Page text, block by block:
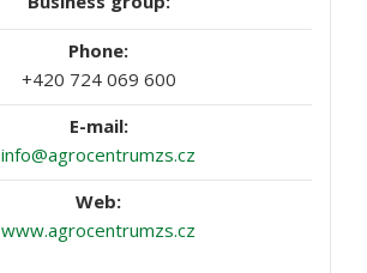
+420 724 069 600
info@agrocentrumzs.cz
www.agrocentrumzs.cz